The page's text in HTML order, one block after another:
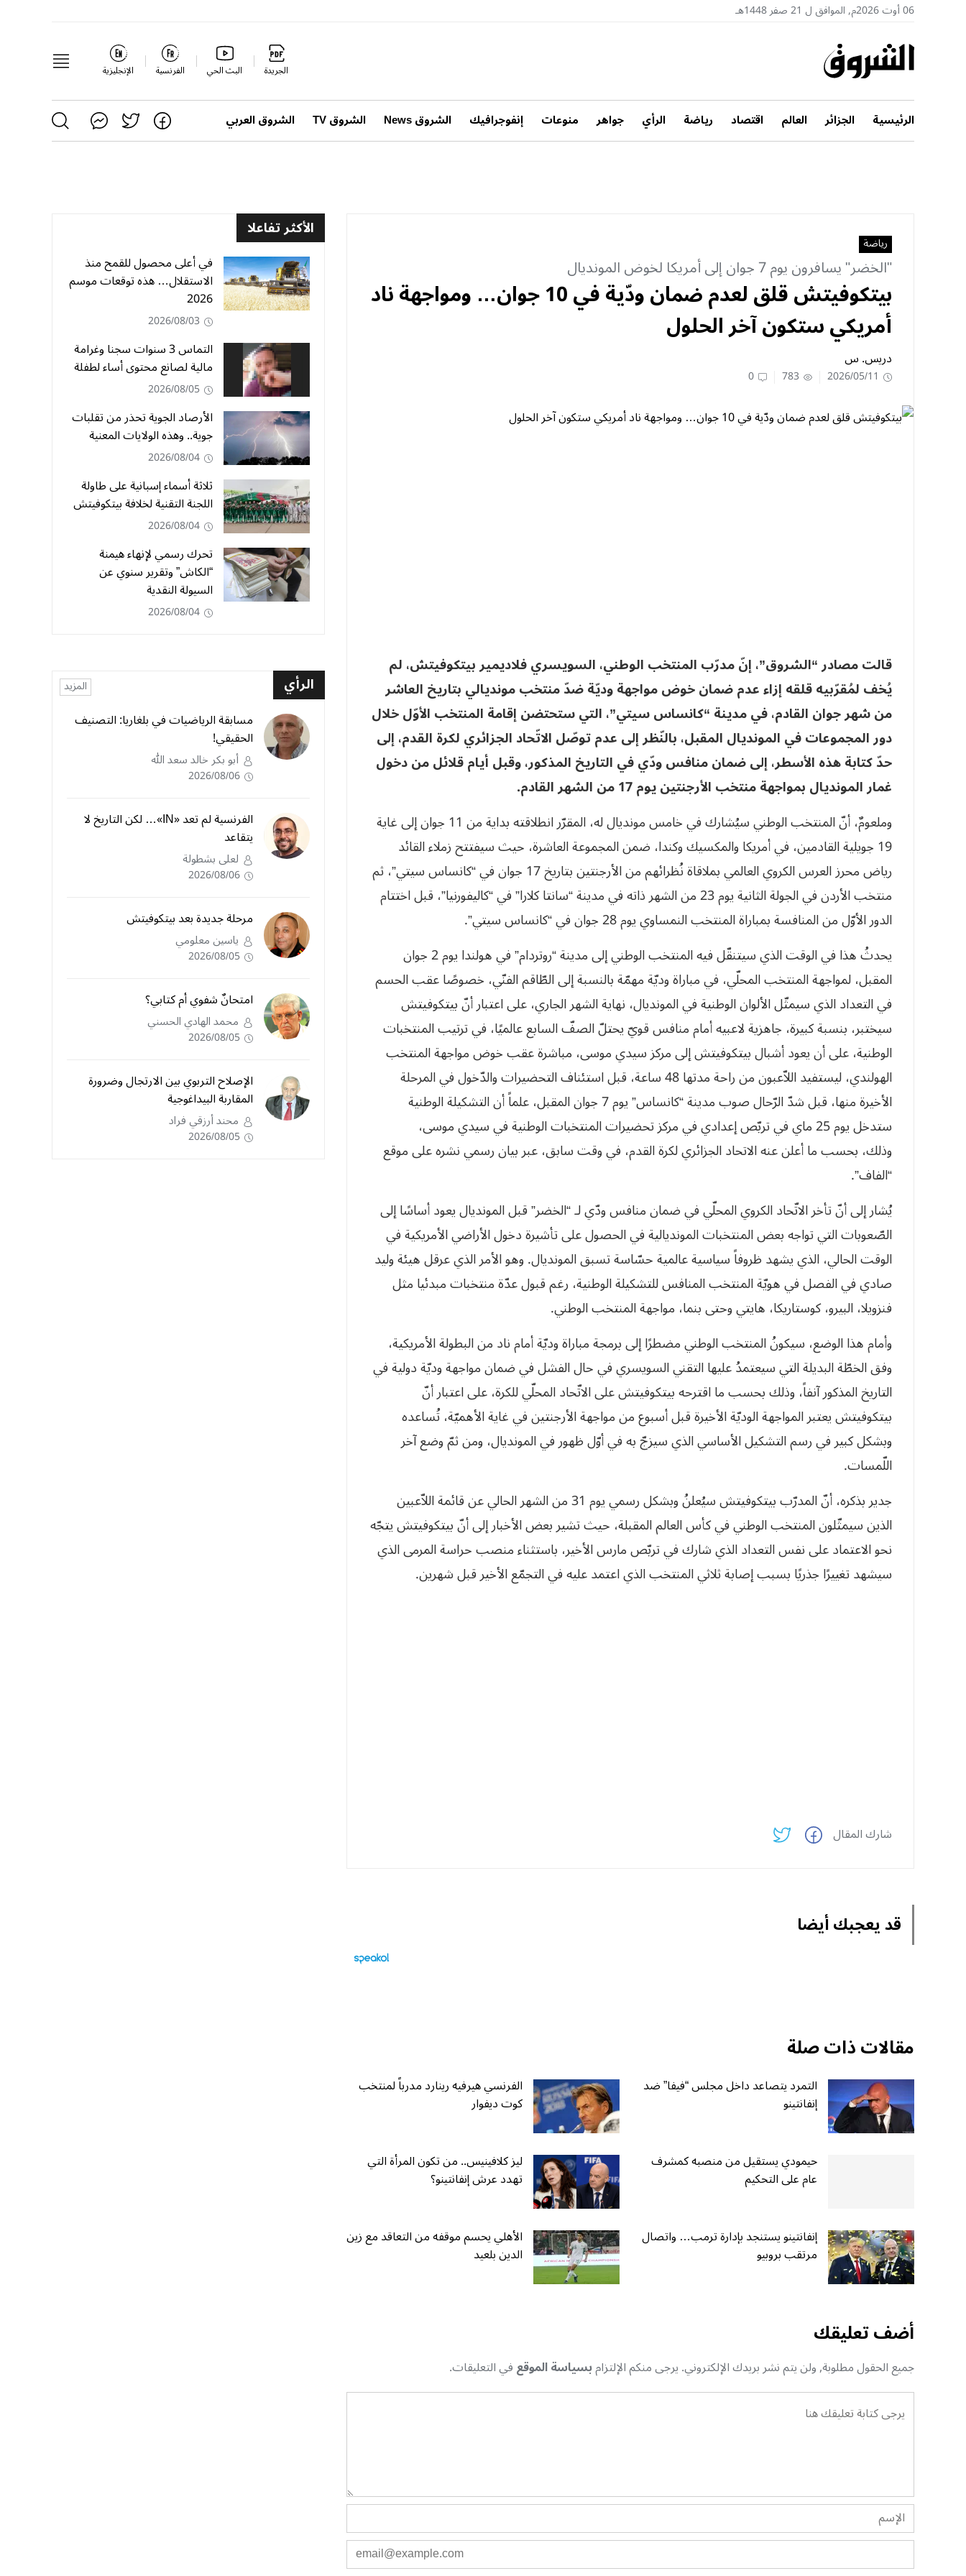
06 أوت 2026م, الموافق ل 21 صفر 1448هـ
الجريدة البث الحي الفرنسية الإنجليزية
الرئيسية الجزائر العالم اقتصاد رياضة الرأي جواهر منوعات إنفوجرافيك الشروق News الشروق TV الشروق العربي
رياضة
"الخضر" يسافرون يوم 7 جوان إلى أمريكا لخوض المونديال
بيتكوفيتش قلق لعدم ضمان ودّية في 10 جوان… ومواجهة ناد
أمريكي ستكون آخر الحلول
دريس. س
2026/05/11
783
0
قالت مصادر “الشروق”، إنّ مدرّب المنتخب الوطني، السويسري فلاديمير بيتكوفيتش، لم
يُخف لمُقرّبيه قلقه إزاء عدم ضمان خوض مواجهة وديّة ضدّ منتخب مونديالي بتاريخ العاشر
من شهر جوان القادم، في مدينة “كانساس سيتي”، التي ستحتضن إقامة المنتخب الأوّل خلال
دور المجموعات في المونديال المقبل، بالنّظر إلى عدم توصّل الاتّحاد الجزائري لكرة القدم، إلى
حدّ كتابة هذه الأسطر، إلى ضمان منافس ودّي في التاريخ المذكور، وقبل أيام قلائل من دخول
غمار المونديال بمواجهة منتخب الأرجنتين يوم 17 من الشهر القادم.
وملعومٌ، أنّ المنتخب الوطني سيُشارك في خامس مونديال له، المقرّر انطلاقته بداية من 11 جوان إلى غاية
19 جويلية القادمين، في أمريكا والمكسيك وكندا، ضمن المجموعة العاشرة، حيث سيفتتح زملاء القائد
رياض محرز العرس الكروي العالمي بملاقاة نُظرائهم من الأرجنتين بتاريخ 17 جوان في “كانساس سيتي”، ثم
منتخب الأردن في الجولة الثانية يوم 23 من الشهر ذاته في مدينة “سانتا كلارا” في “كاليفورنيا”، قبل اختتام
الدور الأوّل من المنافسة بمباراة المنتخب النمساوي يوم 28 جوان في “كانساس سيتي”.
يحدثُ هذا في الوقت الذي سيتنقّل فيه المنتخب الوطني إلى مدينة “روتردام” في هولندا يوم 2 جوان
المقبل، لمواجهة المنتخب المحلّي، في مباراة وديّة مهمّة بالنسبة إلى الطّاقم الفنّي، خصوصًا عقب الحسم
في التعداد الذي سيمثّل الألوان الوطنية في المونديال، نهاية الشهر الجاري، على اعتبار أنّ بيتكوفيتش
سيختبر، بنسبة كبيرة، جاهزية لاعبيه أمام منافس قويّ يحتلّ الصفّ السابع عالميًا، في ترتيب المنتخبات
الوطنية، على أن يعود أشبال بيتكوفيتش إلى مركز سيدي موسى، مباشرة عقب خوض مواجهة المنتخب
الهولندي، ليستفيد اللاّعبون من راحة مدتها 48 ساعة، قبل استئناف التحضيرات والدّخول في المرحلة
الأخيرة منها، قبل شدّ الرّحال صوب مدينة “كانساس” يوم 7 جوان المقبل، علماً أن التشكيلة الوطنية
ستدخل يوم 25 ماي في تربّص إعدادي في مركز تحضيرات المنتخبات الوطنية في سيدي موسى،
وذلك، بحسب ما أعلن عنه الاتحاد الجزائري لكرة القدم، في وقت سابق، عبر بيان رسمي نشره على موقع
“الفاف”.
يُشار إلى أنّ تأخر الاتّحاد الكروي المحلّي في ضمان منافس ودّي لـ “الخضر” قبل المونديال يعود أساسًا إلى
الصّعوبات التي تواجه بعض المنتخبات المونديالية في الحصول على تأشيرة دخول الأراضي الأمريكية في
الوقت الحالي، الذي يشهد ظروفاً سياسية عالمية حسّاسة تسبق المونديال. وهو الأمر الذي عرقل هيئة وليد
صادي في الفصل في هويّة المنتخب المنافس للتشكيلة الوطنية، رغم قبول عدّة منتخبات مبدئيا مثل
فنزويلا، البيرو، كوستاريكا، هايتي وحتى بنما، مواجهة المنتخب الوطني.
وأمام هذا الوضع، سيكونُ المنتخب الوطني مضطرًا إلى برمجة مباراة وديّة أمام ناد من البطولة الأمريكية،
وفق الخطّة البديلة التي سيعتمدُ عليها التقني السويسري في حال الفشل في ضمان مواجهة وديّة دولية في
التاريخ المذكور آنفاً، وذلك بحسب ما اقترحه بيتكوفيتش على الاتّحاد المحلّي للكرة، على اعتبار أنّ
بيتكوفيتش يعتبر المواجهة الوديّة الأخيرة قبل أسبوع من مواجهة الأرجنتين في غاية الأهميّة، تُساعده
وبشكل كبير في رسم التشكيل الأساسي الذي سيزجّ به في أوّل ظهور في المونديال، ومن ثمّ وضع آخر
اللّمسات.
جدير بذكره، أنّ المدرّب بيتكوفيتش سيُعلنُ وبشكل رسمي يوم 31 من الشهر الحالي عن قائمة اللاّعبين
الذين سيمثّلون المنتخب الوطني في كأس العالم المقبلة، حيث تشير بعض الأخبار إلى أنّ بيتكوفيتش يتجّه
نحو الاعتماد على نفس التعداد الذي شارك في تربّص مارس الأخير، باستثناء منصب حراسة المرمى الذي
سيشهد تغييرًا جذريًا بسبب إصابة ثلاثي المنتخب الذي اعتمد عليه في التجمّع الأخير قبل شهرين.
شارك المقال
قد يعجبك أيضا
مقالات ذات صلة
التمرد يتصاعد داخل مجلس “فيفا” ضد
إنفانتينو
الفرنسي هيرفيه رينارد مدرباً لمنتخب
كوت ديفوار
حيمودي يستقيل من منصبه كمشرف
عام على التحكيم
ليز كلافينيس.. من تكون المرأة التي
تهدد عرش إنفانتينو؟
إنفانتينو يستنجد بإدارة ترمب… واتصال
مرتقب بروبيو
الأهلي يحسم موقفه من التعاقد مع زين
الدين بلعيد
أضف تعليقك
جميع الحقول مطلوبة, ولن يتم نشر بريدك الإلكتروني. يرجى منكم الإلتزامبسياسة الموقعفي التعليقات.
الأكثر تفاعلا
في أعلى محصول للقمح منذ
الاستقلال… هذه توقعات موسم
2026
2026/08/03
التماس 3 سنوات سجنا وغرامة
مالية لصانع محتوى أساء لطفلة
2026/08/05
الأرصاد الجوية تحذر من تقلبات
جوية.. وهذه الولايات المعنية
2026/08/04
ثلاثة أسماء إسبانية على طاولة
اللجنة التقنية لخلافة بيتكوفيتش
2026/08/04
تحرك رسمي لإنهاء هيمنة
“الكاش” وتقرير سنوي عن
السيولة النقدية
2026/08/04
الرأي المزيد
مسابقة الرياضيات في بلغاريا: التصنيف
الحقيقي!
أبو بكر خالد سعد الله
2026/08/06
الفرنسية لم تعد «IN»… لكن التاريخ لا
يتقاعد
لعلى بشطولة
2026/08/06
مرحلة جديدة بعد بيتكوفيتش
ياسين معلومي
2026/08/05
امتحانٌ شفوي أم كتابي؟
محمد الهادي الحسني
2026/08/05
الإصلاح التربوي بين الارتجال وضرورة
المقاربة البيداغوجية
محند أرزقي فراد
2026/08/05